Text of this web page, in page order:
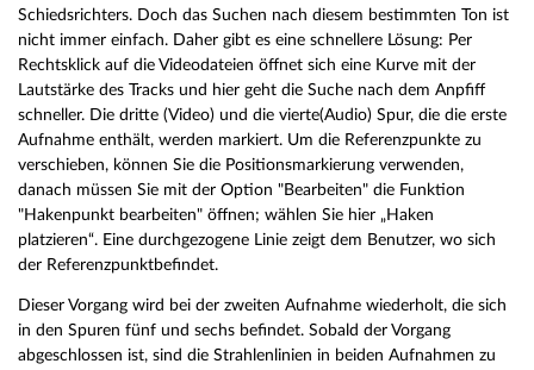
Schiedsrichters. Doch das Suchen nach diesem bestimmten Ton ist
nicht immer einfach. Daher gibt es eine schnellere Lösung: Per
Rechtsklick auf die Videodateien öffnet sich eine Kurve mit der
Lautstärke des Tracks und hier geht die Suche nach dem Anpfiff
schneller. Die dritte (Video) und die vierte(Audio) Spur, die die erste
Aufnahme enthält, werden markiert. Um die Referenzpunkte zu
verschieben, können Sie die Positionsmarkierung verwenden,
danach müssen Sie mit der Option "Bearbeiten" die Funktion
"Hakenpunkt bearbeiten" öffnen; wählen Sie hier „Haken
platzieren“. Eine durchgezogene Linie zeigt dem Benutzer, wo sich
der Referenzpunktbefindet.
Dieser Vorgang wird bei der zweiten Aufnahme wiederholt, die sich
in den Spuren fünf und sechs befindet. Sobald der Vorgang
abgeschlossen ist, sind die Strahlenlinien in beiden Aufnahmen zu